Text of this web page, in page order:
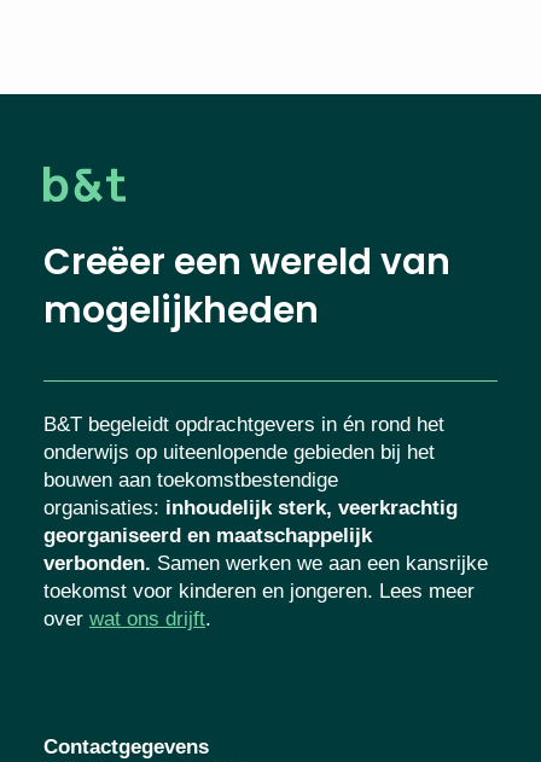
Creëer een wereld van
mogelijkheden
B&T begeleidt opdrachtgevers in én rond het
onderwijs op uiteenlopende gebieden bij het
bouwen aan toekomstbestendige
organisaties: inhoudelijk sterk, veerkrachtig
georganiseerd en maatschappelijk
verbonden. Samen werken we aan een
kansrijke toekomst voor kinderen en
jongeren. Lees meer over
Contactgegevens